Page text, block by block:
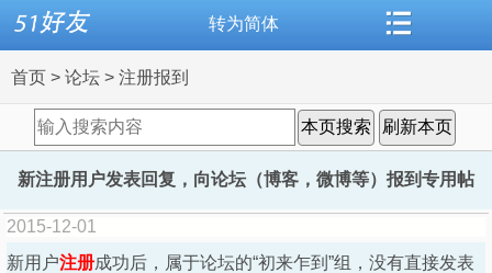
转为简体
首页 > 论坛 > 注册报到
本页搜索 刷新本页
新注册用户发表回复，向论坛（博客，微博等）报到专用帖
2015-12-01
新用户注册成功后，属于论坛的“初来乍到”组，没有直接发表
搜索 首页
论坛 资讯
导读 闻听思语
标签 相册